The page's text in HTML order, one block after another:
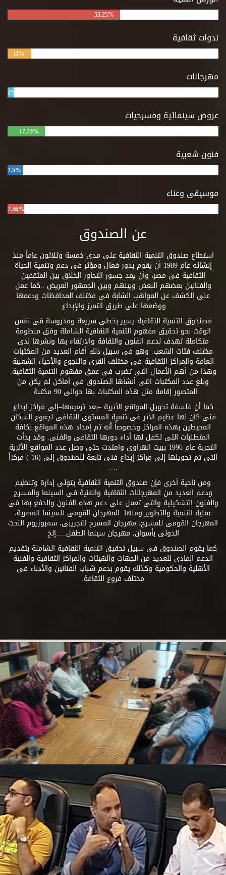
53.25%
ندوات ثقافية
11%
مهرجانات
2%
عروض سينمائية ومسرحيات
17.73%
فنون شعبية
7.5%
موسيقى وغناء
7.56%
عن الصندوق
استطاع صندوق التنمية الثقافية على مدى خمسة وثلاثون عاماً منذ
إنشائه عام 1989 أن يقوم بدور فعال ومؤثر فى دعم وتنمية الحياة
الثقافية فى مصر، وأن يمد جسور التحاور الخلاق بين المثقفين
والفنانين بعضهم البعض وبينهم وبين الجمهور العريض ..كما عمل
على الكشف عن المواهب الشابة فى مختلف المحافظات ودعمها
ووضعها على طريق التميز والإبداع.
فصندوق التنمية الثقافية يسير بخطى سريعة ومدروسة فى نفس
الوقت نحو تحقيق مفهوم التنمية الثقافية الشاملة وفق منظومة
متكاملة تهدف لدعم الفنون والثقافة والارتقاء بها ونشرها لدى
مختلف فئات الشعب. وهو فى سبيل ذلك أقام العديد من المكتبات
العامة والمراكز الثقافية فى مختلف القرى والنجوع والأحياء الشعبية
وهذا من أهم الأعمال التى تضرب فى عمق مفهوم التنمية الثقافية.
وبلغ عدد المكتبات التى أنشأها الصندوق فى أماكن لم يكن من
المتصور إقامة مثل هذه المكتبات بها حوالى 90 مكتبة .
كما أن فلسفة تحويل المواقع الأثرية –بعد ترميمها–إلى مراكز إبداع
فنى كان لها عظيم الأثر فى تنمية المستوى الثقافى لجموع السكان
المحيطين بهذه المراكز وخصوصاً أنه تم إمداد هذه المواقع بكافة
المتطلبات التى تكفل لها أداء دورها الثقافى والفنى. وقد بدأت
التجربة عام 1996 ببيت الهراوى وامتدت حتى وصل عدد المواقع الأثرية
التى تم تحويلها إلى مراكز إبداع فنى تابعة للصندوق إلى (16 ) مركزاً
.. .
ومن ناحية أخرى فإن صندوق التنمية الثقافية يتولى إدارة وتنظيم
ودعم العديد من المهرجانات الثقافية والفنية فى السينما والمسرح
والفنون التشكيلية والتى تعمل على دعم هذه الفنون والدفع بها فى
عملية التنمية والتطوير ومنها: المهرجان القومى للسينما المصرية،
المهرجان القومى للمسرح، مهرجان المسرح التجريبى، سمبوزيوم النحت
الدولى بأسوان، مهرجان سينما الطفل.....إلخ
كما يقوم الصندوق فى سبيل تحقيق التنمية الثقافية الشاملة بتقديم
الدعم المادى للعديد من الجهات والهيئات والمراكز الثقافية والفنية
الأهلية والحكومية وكذلك يقوم بدعم شباب الفنانين والأدباء فى
مختلف فروع الثقافة.